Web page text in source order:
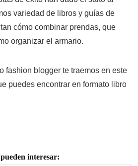
variedad de libros y guías de
cómo combinar prendas, que
organizar el armario.
fashion blogger te traemos en este
puedes encontrar en formato libro
interesar: